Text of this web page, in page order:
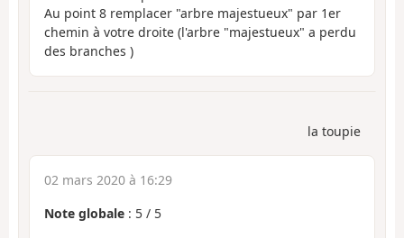
Au point 8 remplacer "arbre majestueux" par 1er
chemin à votre droite (l'arbre "majestueux" a perdu
des branches )
la toupie
02 mars 2020 à 16:29
Note globale : 5 / 5